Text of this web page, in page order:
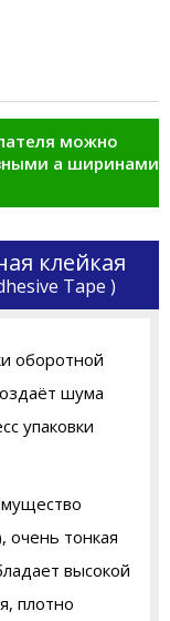
можно
а ширинами
клейкая
Tape )
оборотной
шума
упаковки
тонкая
высокой
плотно